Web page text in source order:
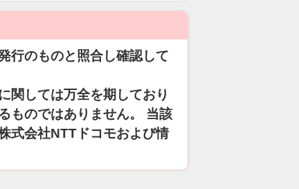
行のものと照合し確認して
関しては万全を期しており
ものではありません。 当該
式会社NTTドコモおよび情